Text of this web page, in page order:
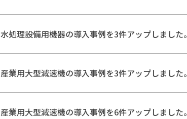
水処理設備用機器の導入事例を3件アップしました。
産業用大型減速機の導入事例を3件アップしました。
産業用大型減速機の導入事例を6件アップしました。